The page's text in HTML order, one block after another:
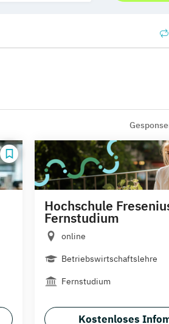
Hochschule
Fernstudium
online
Betriebswirtschaftslehre
Fernstudium
Kostenloses